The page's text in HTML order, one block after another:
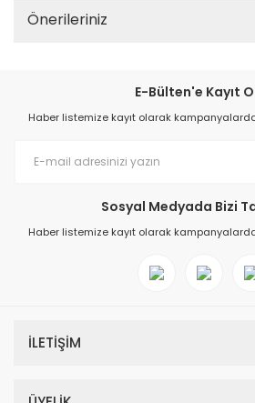
Önerileriniz
E-Bülten'e Kayıt
Haber listemize kayıt olarak
Sosyal Medyada Bizi
Haber listemize kayıt olarak
İLETİŞİM